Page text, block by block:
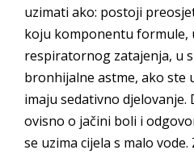
uzimati ako: postoji
koju komponentu formule,
respiratornog zatajenja, u
bronhijalne astme, ako ste
imaju sedativno
ovisno o jačini boli i
se uzima cijela s malo